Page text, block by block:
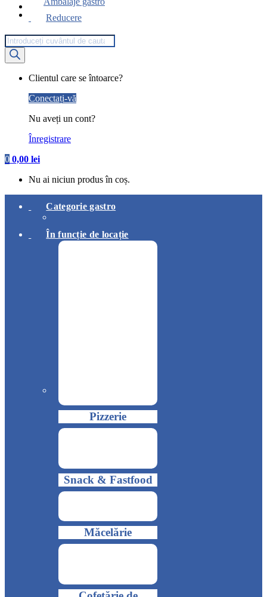
Reducere
Products
search
Clientul care se întoarce?
Conectați-vă
Nu aveți un cont?
Înregistrare
0 0,00 lei
Nu ai niciun produs în coș.
Categorie gastro
În funcție de locație
Pizzerie
Snack & Fastfood
Măcelărie